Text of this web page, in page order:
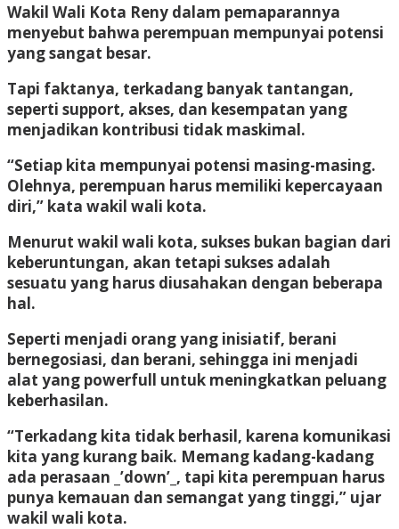
Wakil Wali Kota Reny dalam pemaparannya
menyebut bahwa perempuan mempunyai potensi
yang sangat besar.
Tapi faktanya, terkadang banyak tantangan,
seperti support, akses, dan kesempatan yang
menjadikan kontribusi tidak maskimal.
“Setiap kita mempunyai potensi masing-masing.
Olehnya, perempuan harus memiliki kepercayaan
diri,” kata wakil wali kota.
Menurut wakil wali kota, sukses bukan bagian dari
keberuntungan, akan tetapi sukses adalah
sesuatu yang harus diusahakan dengan beberapa
hal.
Seperti menjadi orang yang inisiatif, berani
bernegosiasi, dan berani, sehingga ini menjadi
alat yang powerfull untuk meningkatkan peluang
keberhasilan.
“Terkadang kita tidak berhasil, karena komunikasi
kita yang kurang baik. Memang kadang-kadang
ada perasaan _’down’_, tapi kita perempuan harus
punya kemauan dan semangat yang tinggi,” ujar
wakil wali kota.